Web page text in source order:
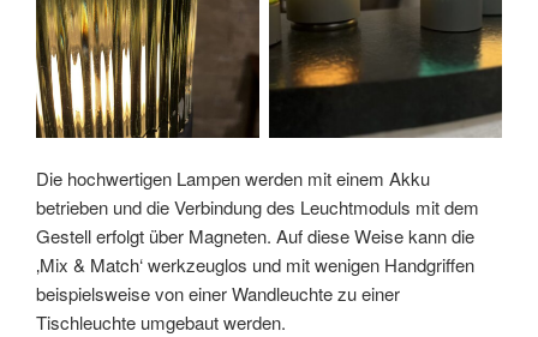
Die hochwertigen Lampen werden mit einem Akku
betrieben und die Verbindung des Leuchtmoduls mit dem
Gestell erfolgt über Magneten. Auf diese Weise kann die
‚Mix & Match‘ werkzeuglos und mit wenigen Handgriffen
beispielsweise von einer Wandleuchte zu einer
Tischleuchte umgebaut werden.